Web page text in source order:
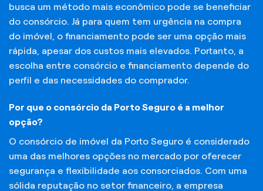
busca um método mais econômico pode se beneficiar
do consórcio. Já para quem tem urgência na compra
do imóvel, o financiamento pode ser uma opção mais
rápida, apesar dos custos mais elevados. Portanto, a
escolha entre consórcio e financiamento depende do
perfil e das necessidades do comprador.
Por que o consórcio da Porto Seguro é a melhor
opção?
O consórcio de imóvel da Porto Seguro é considerado
uma das melhores opções no mercado por oferecer
segurança e flexibilidade aos consorciados. Com uma
sólida reputação no setor financeiro, a empresa